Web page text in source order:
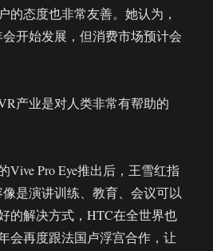
的态度也非常友善。她认为，
开始发展，但消费市场预计会
产业是对人类非常有帮助的
Vive Pro Eye推出后，王雪红指
是演讲训练、教育、会议可以
的解决方式，HTC在全世界也
会再度跟法国卢浮宫合作，让